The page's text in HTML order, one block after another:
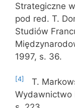
Strategiczne
pod red. T.
Studiów
1997, s. 36.
[4]
T.
Wydawnictwo